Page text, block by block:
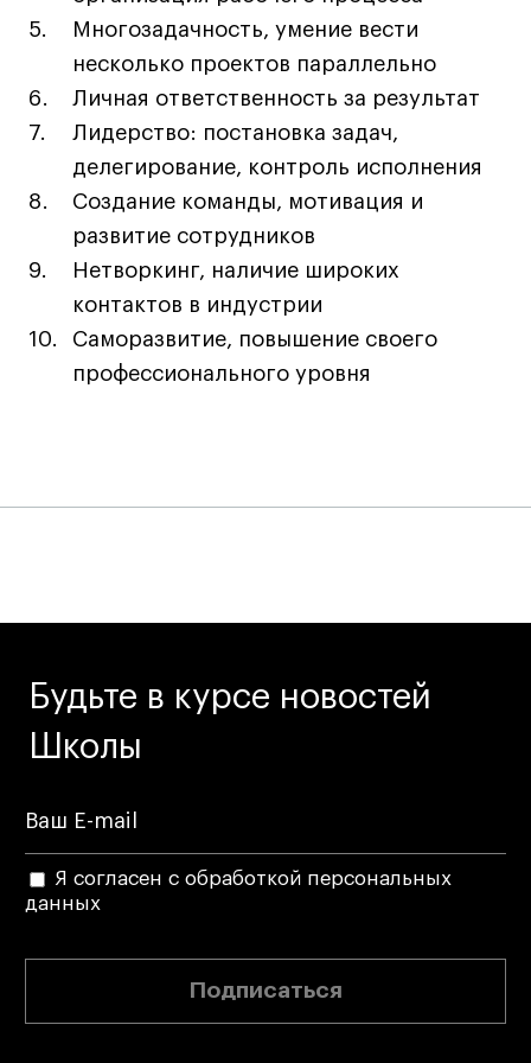
Для прессы
Ресурсы
Партнеры
Связи с индустрией
Вакансии
Контакты
Условия поступления
Стоимость обучения
Живые проекты
Участие в выставках
Проекты студентов
«Живые» проекты
Участие в выставках
Многозадачность, умение вести
несколько проектов параллельно
Личная ответственность за результат
Лидерство: постановка задач,
делегирование, контроль исполнения
Создание команды, мотивация и
развитие сотрудников
Нетворкинг, наличие широких
контактов в индустрии
Саморазвитие, повышение своего
профессионального уровня
Будьте в курсе новостей
Школы
Я согласен с обработкой персональных
данных
Подписаться